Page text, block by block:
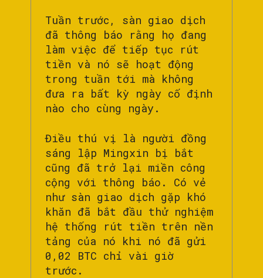
Tuần trước, sàn giao dịch
đã thông báo rằng họ đang
làm việc để tiếp tục rút
tiền và nó sẽ hoạt động
trong tuần tới mà không
đưa ra bất kỳ ngày cố định
nào cho cùng ngày.
Điều thú vị là người đồng
sáng lập Mingxin bị bắt
cũng đã trở lại miền công
cộng với thông báo. Có vẻ
như sàn giao dịch gặp khó
khăn đã bắt đầu thử nghiệm
hệ thống rút tiền trên nền
tảng của nó khi nó đã gửi
0,02 BTC chỉ vài giờ
trước.